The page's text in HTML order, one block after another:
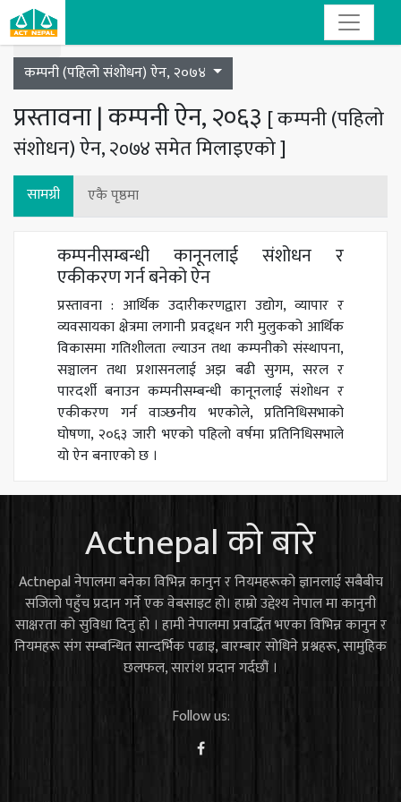
Toggle navigation
कम्पनी (पहिलो संशोधन) ऐन, २०७४
प्रस्तावना | कम्पनी ऐन, २०६३ [ कम्पनी (पहिलो
संशोधन) ऐन, २०७४ समेत मिलाइएको ]
सामग्री एकै पृष्ठमा
कम्पनीसम्बन्धी कानूनलाई संशोधन र
एकीकरण गर्न बनेको ऐन
प्रस्तावना : आर्थिक उदारीकरणद्वारा उद्योग, व्यापार र
व्यवसायका क्षेत्रमा लगानी प्रवद्र्धन गरी मुलुकको आर्थिक
विकासमा गतिशीलता ल्याउन तथा कम्पनीको संस्थापना,
सञ्चालन तथा प्रशासनलाई अझ बढी सुगम, सरल र
पारदर्शी बनाउन कम्पनीसम्बन्धी कानूनलाई संशोधन र
एकीकरण गर्न वाञ्छनीय भएकोले, प्रतिनिधिसभाको
घोषणा, २०६३ जारी भएको पहिलो वर्षमा प्रतिनिधिसभाले
यो ऐन बनाएको छ ।
Actnepal को बारे
Actnepal नेपालमा बनेका विभिन्न कानुन र नियमहरूको ज्ञानलाई सबैबीच
सजिलो पहुँच प्रदान गर्ने एक वेबसाइट हो। हाम्रो उद्देश्य नेपाल मा कानुनी
साक्षरता को सुविधा दिनु हो । हामी नेपालमा प्रवर्द्धित भएका विभिन्न कानुन र
नियमहरू संग सम्बन्धित सान्दर्भिक पढाइ, बारम्बार सोधिने प्रश्नहरू, सामुहिक
छलफल, सारांश प्रदान गर्दछौं ।
Follow us: